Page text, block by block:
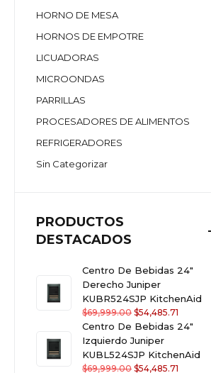
HORNO DE MESA
HORNOS DE EMPOTRE
LICUADORAS
MICROONDAS
PARRILLAS
PROCESADORES DE ALIMENTOS
REFRIGERADORES
Sin Categorizar
PRODUCTOS
DESTACADOS
Centro De Bebidas 24"
Derecho Juniper
KUBR524SJP KitchenAid
$69,999.00 $54,485.71
Centro De Bebidas 24"
Izquierdo Juniper
KUBL524SJP KitchenAid
$69,999.00 $54,485.71